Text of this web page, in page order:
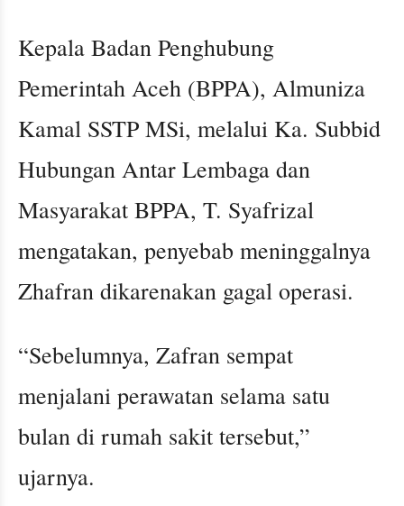
Kepala Badan Penghubung
Pemerintah Aceh (BPPA), Almuniza
Kamal SSTP MSi, melalui Ka. Subbid
Hubungan Antar Lembaga dan
Masyarakat BPPA, T. Syafrizal
mengatakan, penyebab meninggalnya
Zhafran dikarenakan gagal operasi.
“Sebelumnya, Zafran sempat
menjalani perawatan selama satu
bulan di rumah sakit tersebut,”
ujarnya.